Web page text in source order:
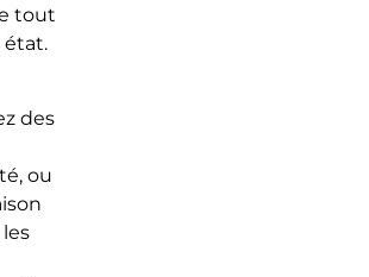
tout
état.
des
ou